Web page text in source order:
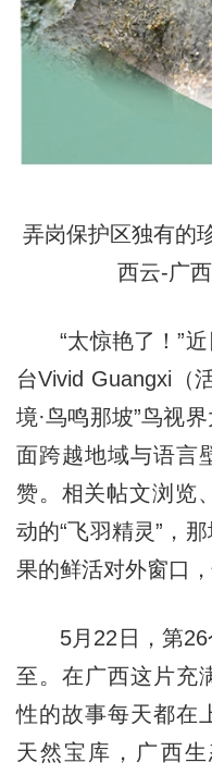
弄岗保护区独有
西云-广
“太惊艳了！”近
台Vivid Guangxi（
境·鸟鸣那坡”鸟视
面跨越地域与语言
赞。相关帖文浏览
动的“飞羽精灵”，
果的鲜活对外窗口，
5月22日，第26
至。在广西这片充
性的故事每天都在
天然宝库，广西